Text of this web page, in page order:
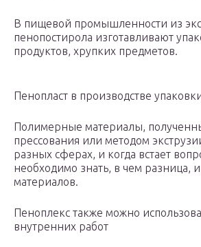
В пищевой промышленности из
пенопостирола изготавливают
продуктов, хрупких предметов.
Пенопласт в производстве
Полимерные материалы,
прессования или методом
разных сферах, и когда встает
необходимо знать, в чем разница, и
материалов.
Пеноплекс также можно
внутренних работ